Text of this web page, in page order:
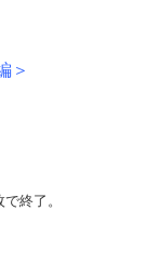
＞
終了。